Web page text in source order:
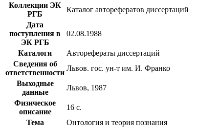
Коллекции ЭК
РГБ
Каталог авторефератов диссертаций
Дата
поступления в
ЭК РГБ
02.08.1988
Каталоги
Авторефераты диссертаций
Сведения об
ответственности
Львов. гос. ун-т им. И. Франко
Выходные
данные
Львов, 1987
Физическое
описание
16 с.
Тема
Онтология и теория познания